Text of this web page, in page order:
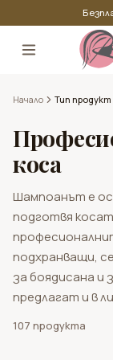
Професионални
Всички
Мъжки продукти
Продукти за
Продукти за
Nook
Oyster Cosmetics
Kaaral
Начало Тип продукт
коса
Шампоанът е
подготвя
подхранващи,
за боядисана и
предлагат и в
107 продукта